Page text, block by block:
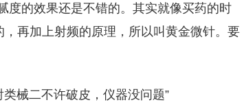
度的效果还是不错的。其实就像买药的时
再加上射频的原理，所以叫黄金微针。要
械二不许破皮，仪器没问题”